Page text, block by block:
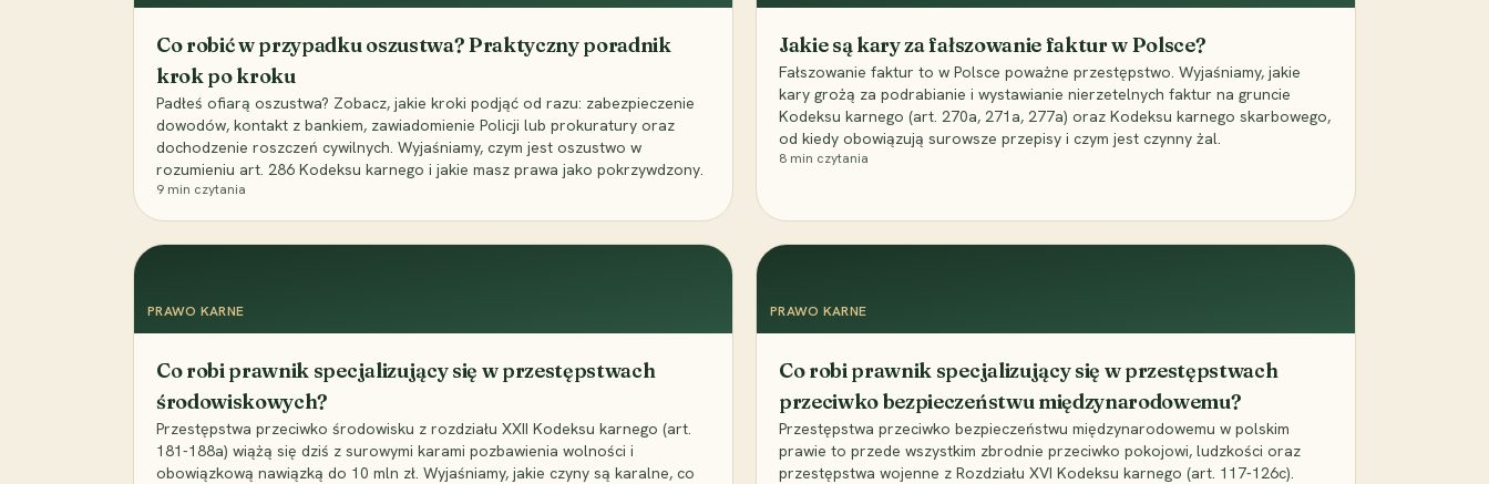
Co robić w przypadku oszustwa? Praktyczny poradnik
krok po kroku
Padłeś ofiarą oszustwa? Zobacz, jakie kroki podjąć od razu: zabezpieczenie
dowodów, kontakt z bankiem, zawiadomienie Policji lub prokuratury oraz
dochodzenie roszczeń cywilnych. Wyjaśniamy, czym jest oszustwo w
rozumieniu art. 286 Kodeksu karnego i jakie masz prawa jako pokrzywdzony.
9 min czytania
Jakie są kary za fałszowanie faktur w Polsce?
Fałszowanie faktur to w Polsce poważne przestępstwo. Wyjaśniamy, jakie
kary grożą za podrabianie i wystawianie nierzetelnych faktur na gruncie
Kodeksu karnego (art. 270a, 271a, 277a) oraz Kodeksu karnego skarbowego,
od kiedy obowiązują surowsze przepisy i czym jest czynny żal.
8 min czytania
PRAWO KARNE
Co robi prawnik specjalizujący się w przestępstwach
środowiskowych?
Przestępstwa przeciwko środowisku z rozdziału XXII Kodeksu karnego (art.
181-188a) wiążą się dziś z surowymi karami pozbawienia wolności i
obowiązkową nawiązką do 10 mln zł. Wyjaśniamy, jakie czyny są karalne, co
PRAWO KARNE
Co robi prawnik specjalizujący się w przestępstwach
przeciwko bezpieczeństwu międzynarodowemu?
Przestępstwa przeciwko bezpieczeństwu międzynarodowemu w polskim
prawie to przede wszystkim zbrodnie przeciwko pokojowi, ludzkości oraz
przestępstwa wojenne z Rozdziału XVI Kodeksu karnego (art. 117-126c).